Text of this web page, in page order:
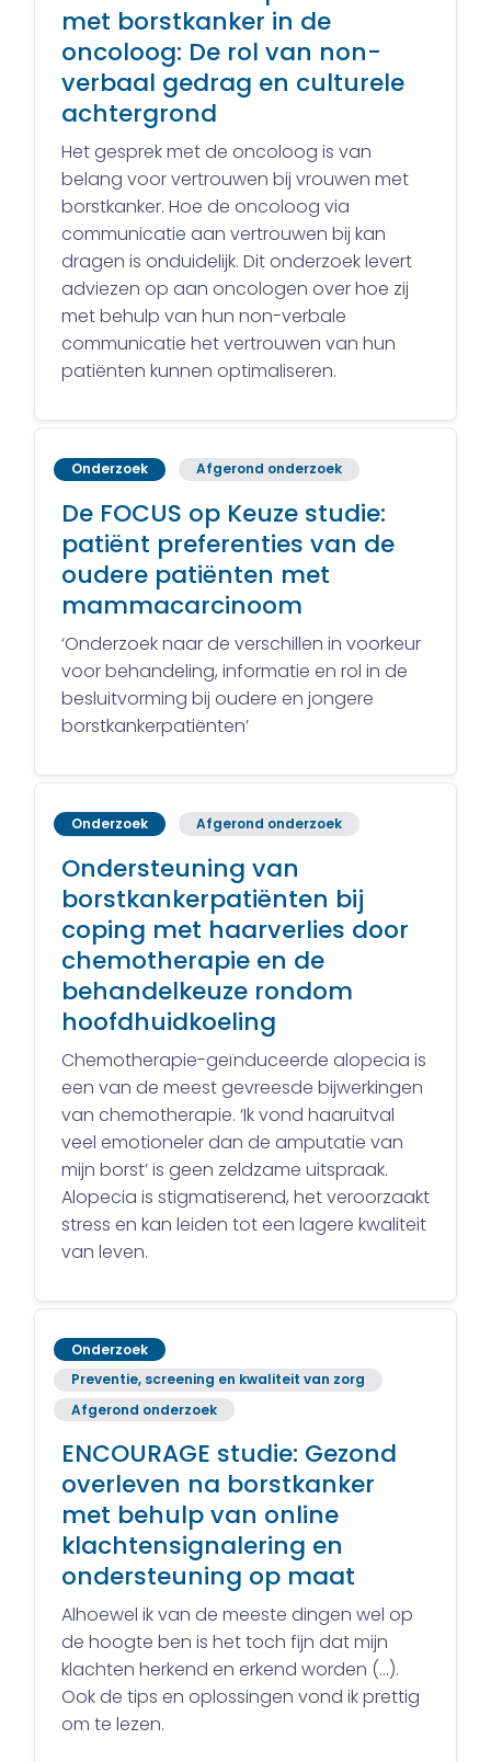
met borstkanker in de
oncoloog: De rol van non-
verbaal gedrag en culturele
achtergrond
Het gesprek met de oncoloog is van
belang voor vertrouwen bij vrouwen met
borstkanker. Hoe de oncoloog via
communicatie aan vertrouwen bij kan
dragen is onduidelijk. Dit onderzoek levert
adviezen op aan oncologen over hoe zij
met behulp van hun non-verbale
communicatie het vertrouwen van hun
patiënten kunnen optimaliseren.
Onderzoek Afgerond onderzoek
De FOCUS op Keuze studie:
patiënt preferenties van de
oudere patiënten met
mammacarcinoom
‘Onderzoek naar de verschillen in voorkeur
voor behandeling, informatie en rol in de
besluitvorming bij oudere en jongere
borstkankerpatiënten’
Onderzoek Afgerond onderzoek
Ondersteuning van
borstkankerpatiënten bij
coping met haarverlies door
chemotherapie en de
behandelkeuze rondom
hoofdhuidkoeling
Chemotherapie-geïnduceerde alopecia is
een van de meest gevreesde bijwerkingen
van chemotherapie. ‘Ik vond haaruitval
veel emotioneler dan de amputatie van
mijn borst’ is geen zeldzame uitspraak.
Alopecia is stigmatiserend, het veroorzaakt
stress en kan leiden tot een lagere kwaliteit
van leven.
Onderzoek
Preventie, screening en kwaliteit van zorg
Afgerond onderzoek
ENCOURAGE studie: Gezond
overleven na borstkanker
met behulp van online
klachtensignalering en
ondersteuning op maat
Alhoewel ik van de meeste dingen wel op
de hoogte ben is het toch fijn dat mijn
klachten herkend en erkend worden (…).
Ook de tips en oplossingen vond ik prettig
om te lezen.